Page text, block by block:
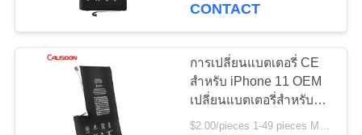
คุณภาพ
CONTACT
การเปลี่ยนแบตเตอรี่ CE
สําหรับ iPhone 11 OEM
เปลี่ยนแบตเตอรี่สําหรับ
iPhone 11